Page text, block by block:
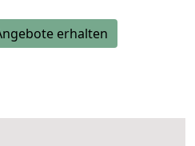
erhalten